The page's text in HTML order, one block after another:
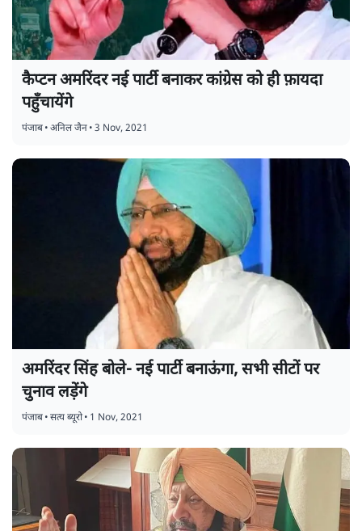
कैप्टन अमरिंदर नई पार्टी बनाकर कांग्रेस को ही फ़ायदा
पहुँचायेंगे
पंजाब•अनिल जैन•3 Nov, 2021
अमरिंदर सिंह बोले- नई पार्टी बनाऊंगा, सभी सीटों पर
चुनाव लड़ेंगे
पंजाब•सत्य ब्यूरो• 1 Nov, 2021